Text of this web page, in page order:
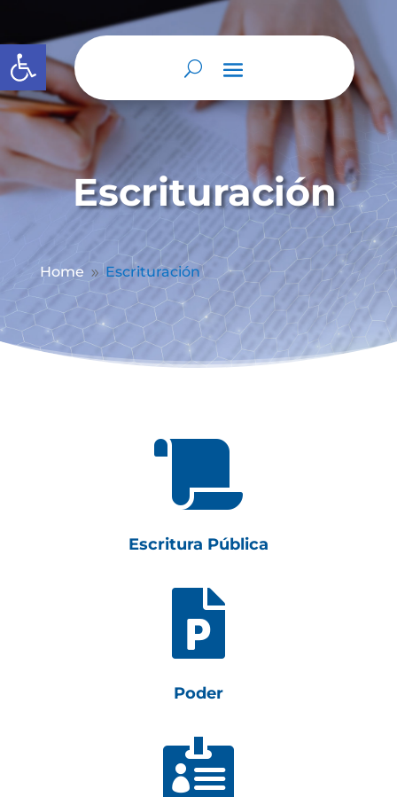
Abrir barra de herramientas
Escrituración
Home 9 Escrituración

Escritura Pública

Poder
